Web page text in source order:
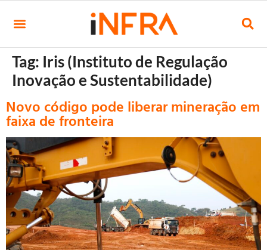
Tag: Iris (Instituto de Regulação
Inovação e Sustentabilidade)
Novo código pode liberar mineração em
faixa de fronteira